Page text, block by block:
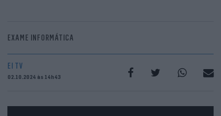
EXAME INFORMÁTICA
EI TV
02.10.2024 às 14h43